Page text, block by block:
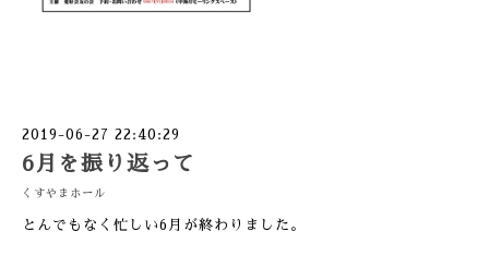
2019-06-27 22:40:29
6月を振り返って
くすやまホール
とんでもなく忙しい6月が終わりました。